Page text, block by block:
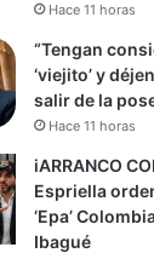
Hace 11 horas
“Tengan
‘viejito’ y
salir de la
Hace 11 horas
iARRANCO
Espriella
‘Epa’
Ibagué